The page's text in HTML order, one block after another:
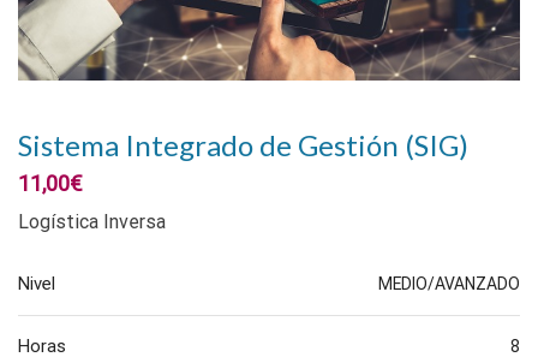
Sistema Integrado de Gestión (SIG)
11,00€
Logística Inversa
Nivel MEDIO/AVANZADO
Horas 8